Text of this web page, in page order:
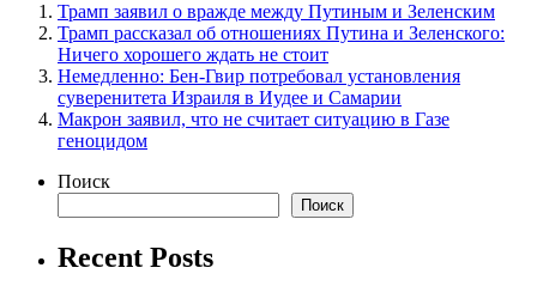
Трамп заявил о вражде между Путиным и Зеленским
Трамп рассказал об отношениях Путина и Зеленского:
Ничего хорошего ждать не стоит
Немедленно: Бен-Гвир потребовал установления
суверенитета Израиля в Иудее и Самарии
Макрон заявил, что не считает ситуацию в Газе
геноцидом
Поиск
Поиск
Recent Posts